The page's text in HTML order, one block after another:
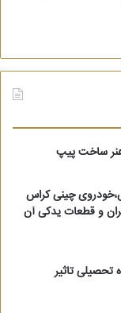
هنر ساخت پیپ
چینی کراس
و قطعات یدکی آن
تحصیلی تاثیر